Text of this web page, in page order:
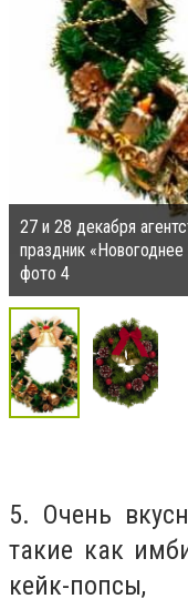
27 и 28 декабря
праздник
фото 4
5. Очень
такие как
кейк-попсы,